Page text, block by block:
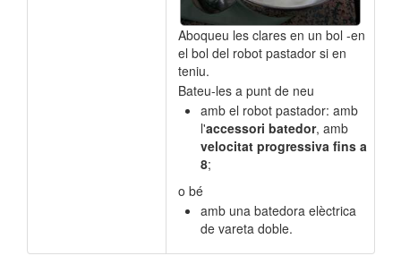
Aboqueu les clares en un bol -en
el bol del robot pastador si en
teniu.
Bateu-les a punt de neu
amb el robot pastador: amb
l'accessori batedor, amb
velocitat progressiva fins a
8;
o bé
amb una batedora elèctrica
de vareta doble.